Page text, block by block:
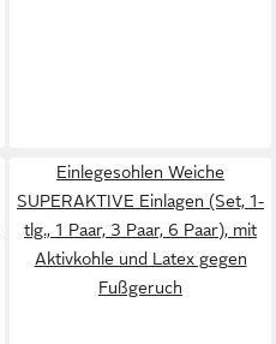
Einlegesohlen Weiche
SUPERAKTIVE Einlagen (Set, 1-
tlg., 1 Paar, 3 Paar, 6 Paar), mit
Aktivkohle und Latex gegen
Fußgeruch